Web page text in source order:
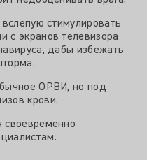
стимулировать
с экранов телевизора
дабы избежать
ОРВИ, но под
крови.
своевременно